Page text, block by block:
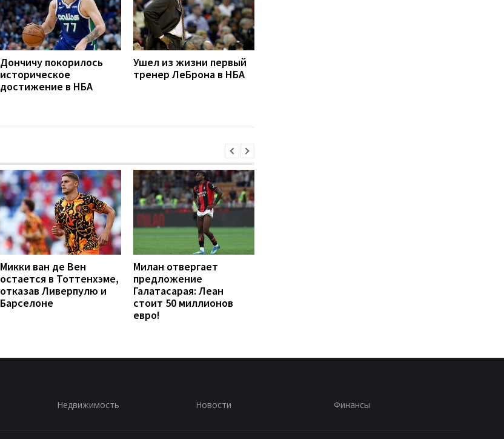
Дончичу покорилось
историческое
достижение в НБА
Ушел из жизни первый
тренер ЛеБрона в НБА
Микки ван де Вен
остается в Тоттенхэме,
отказав Ливерпулю и
Барселоне
Милан отвергает
предложение
Галатасарая: Леан
стоит 50 миллионов
евро!
Недвижимость Новости Финансы